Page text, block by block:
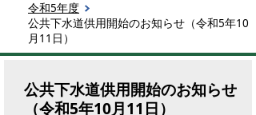
令和5年度
公共下水道供用開始のお知らせ（令和5年10
月11日）
公共下水道供用開始のお知らせ
（令和5年10月11日）